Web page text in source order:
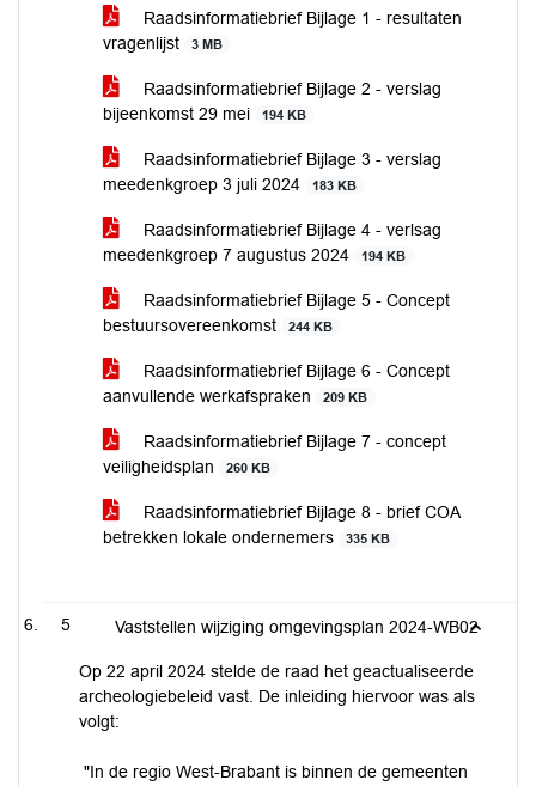
Raadsinformatiebrief Bijlage 1 - resultaten
vragenlijst
3 MB
Raadsinformatiebrief Bijlage 2 - verslag
bijeenkomst 29 mei
194 KB
Raadsinformatiebrief Bijlage 3 - verslag
meedenkgroep 3 juli 2024
183 KB
Raadsinformatiebrief Bijlage 4 - verlsag
meedenkgroep 7 augustus 2024
194 KB
Raadsinformatiebrief Bijlage 5 - Concept
bestuursovereenkomst
244 KB
Raadsinformatiebrief Bijlage 6 - Concept
aanvullende werkafspraken
209 KB
Raadsinformatiebrief Bijlage 7 - concept
veiligheidsplan
260 KB
Raadsinformatiebrief Bijlage 8 - brief COA
betrekken lokale ondernemers
335 KB
5 Vaststellen wijziging omgevingsplan 2024-WB02
Op 22 april 2024 stelde de raad het geactualiseerde
archeologiebeleid vast. De inleiding hiervoor was als
volgt:
"In de regio West-Brabant is binnen de gemeenten